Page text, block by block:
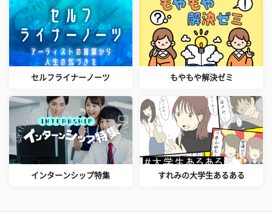
セルフライナーノーツ もやもや解決ゼミ
インターンシップ特集 すれみの大学生あるある